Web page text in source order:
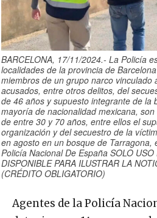
BARCELONA, 17/11/2024.- La Policía
localidades de la provincia de
miembros de un grupo narco vinculado
acusados, entre otros delitos, del
de 46 años y supuesto integrante de la
mayoría de nacionalidad mexicana,
de entre 30 y 70 años, entre ellos el
organización y del secuestro de la
en agosto en un bosque de Tarragona,
Policía Nacional De España SOLO USO
DISPONIBLE PARA ILUSTRAR LA
(CRÉDITO OBLIGATORIO)
Agentes de la Policía